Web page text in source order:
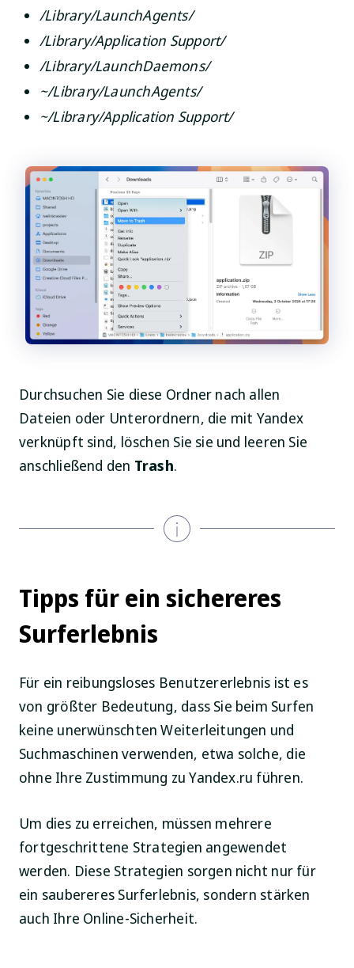
/Library/LaunchAgents/
/Library/Application Support/
/Library/LaunchDaemons/
~/Library/LaunchAgents/
~/Library/Application Support/
Durchsuchen Sie diese Ordner nach allen
Dateien oder Unterordnern, die mit Yandex
verknüpft sind, löschen Sie sie und leeren Sie
anschließend den Trash.
Tipps für ein sichereres
Surferlebnis
Für ein reibungsloses Benutzererlebnis ist es
von größter Bedeutung, dass Sie beim Surfen
keine unerwünschten Weiterleitungen und
Suchmaschinen verwenden, etwa solche, die
ohne Ihre Zustimmung zu Yandex.ru führen.
Um dies zu erreichen, müssen mehrere
fortgeschrittene Strategien angewendet
werden. Diese Strategien sorgen nicht nur für
ein saubereres Surferlebnis, sondern stärken
auch Ihre Online-Sicherheit.